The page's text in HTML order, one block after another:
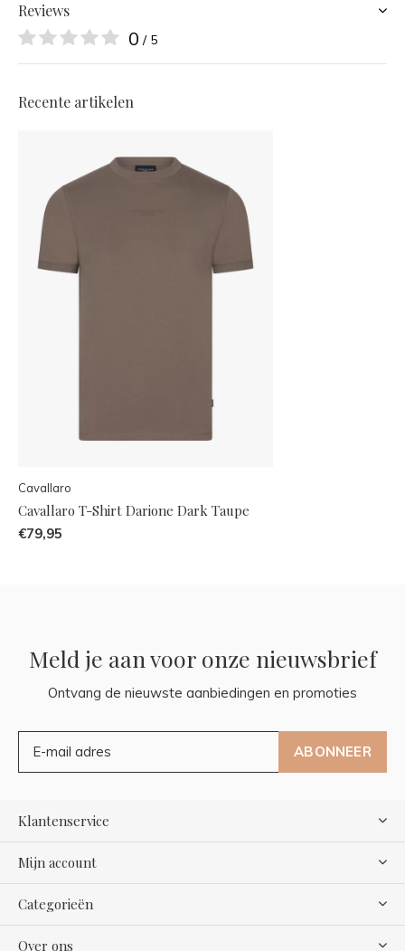
Reviews
0 / 5
Recente artikelen
Cavallaro
Cavallaro T-Shirt Darione Dark Taupe
€79,95
Meld je aan voor onze nieuwsbrief
Ontvang de nieuwste aanbiedingen en promoties
ABONNEER
Klantenservice
Mijn account
Categorieën
Over ons